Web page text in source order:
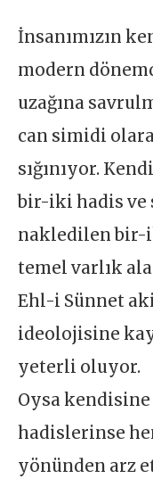
İnsanımızın
modern
uzağına
can simidi
sığınıyor.
bir-iki hadis ve
nakledilen bir-
temel varlık
Ehl-i Sünnet
ideolojisine
yeterli oluyor.
Oysa
hadislerinse
yönünden arz